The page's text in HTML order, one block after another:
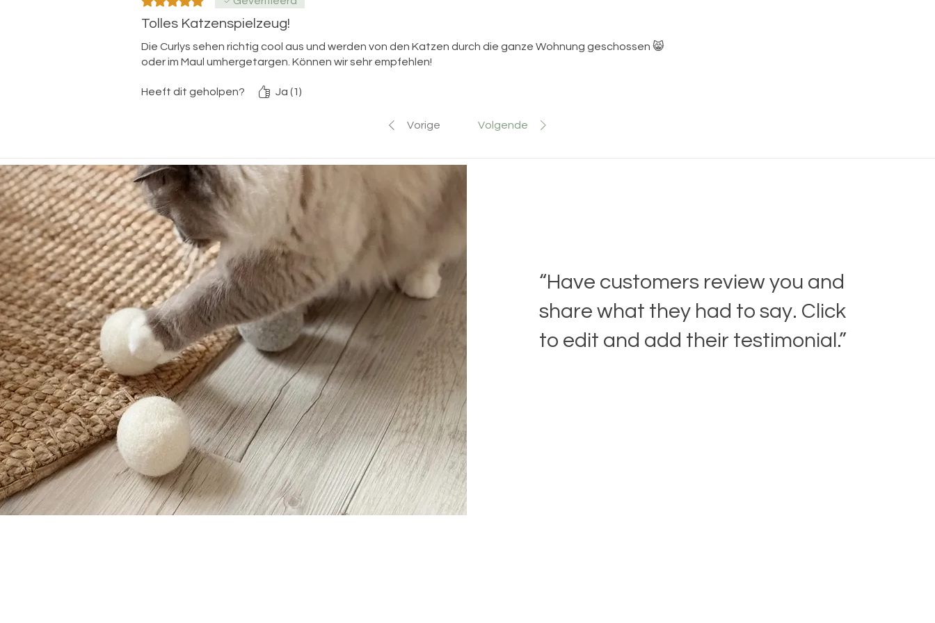
Tolles Katzenspielzeug!
Die Curlys sehen richtig cool aus und werden von den Katzen durch die ganze Wohnung geschossen 😸
oder im Maul umhergetargen. Können wir sehr empfehlen!
Heeft dit geholpen? Ja (1)
Vorige Volgende
“Have customers review you and
share what they had to say. Click
to edit and add their testimonial.”